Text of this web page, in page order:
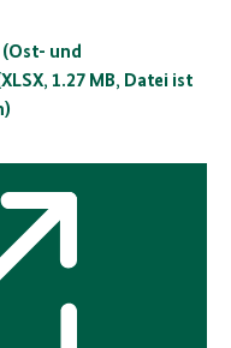
und
1.27 MB, Datei ist